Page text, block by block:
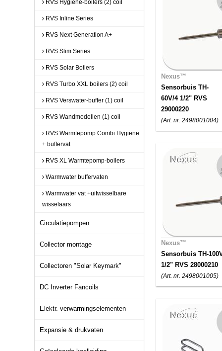
RVS Hygiëne-boilers (2) coil
RVS Inline Series
RVS Next Generation A+
RVS Slim Series
RVS Solar Boilers
RVS Turbo XXL boilers (2) coil
RVS Verswater-buffer (1) coil
RVS Wandmodellen (1) coil
RVS Warmtepomp Combi Hygiëne
+ buffervat
RVS XL Warmtepomp-boilers
Warmwater buffervaten
Warmwater vat +uitwisselbare
wisselaars
Circulatiepompen
Collector montage
Collectoren "Solar Keymark"
DC Inverter Fancoils
Elektr. verwarmingselementen
Expansie & drukvaten
Nexus™
Sensorbuis TH-
60V/4 1/2" RVS
29000220
(Art. nr. 2498001004)
Nexus™
Sensorbuis TH-
1/2" RVS 28000210
(Art. nr. 2498001005)